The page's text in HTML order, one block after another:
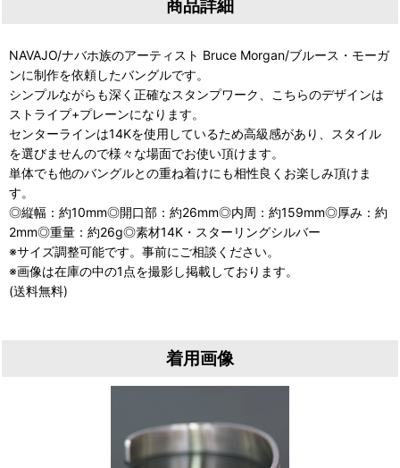
商品詳細
NAVAJO/ナバホ族のアーティスト Bruce Morgan/ブルース・モーガ
ンに制作を依頼したバングルです。
シンプルながらも深く正確なスタンプワーク、こちらのデザインは
ストライプ+プレーンになります。
センターラインは14Kを使用しているため高級感があり、スタイル
を選びませんので様々な場面でお使い頂けます。
単体でも他のバングルとの重ね着けにも相性良くお楽しみ頂けま
す。
◎縦幅：約10mm◎開口部：約26mm◎内周：約159mm◎厚み：約
2mm◎重量：約26g◎素材14K・スターリングシルバー
※サイズ調整可能です。事前にご相談ください。
※画像は在庫の中の1点を撮影し掲載しております。
(送料無料)
着用画像